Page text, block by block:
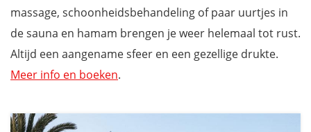
massage, schoonheidsbehandeling of paar uurtjes in
de sauna en hamam brengen je weer helemaal tot rust.
Altijd een aangename sfeer en een gezellige drukte.
Meer info en boeken.